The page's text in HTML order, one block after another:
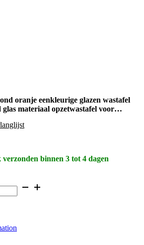
oranje eenkleurige glazen wastafel
materiaal opzetwastafel voor…
binnen 3 tot 4 dagen